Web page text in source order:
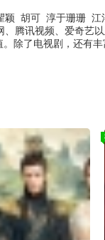
颖 胡可 淳于珊珊 江
腾讯视频、爱奇
除了电视剧，还有